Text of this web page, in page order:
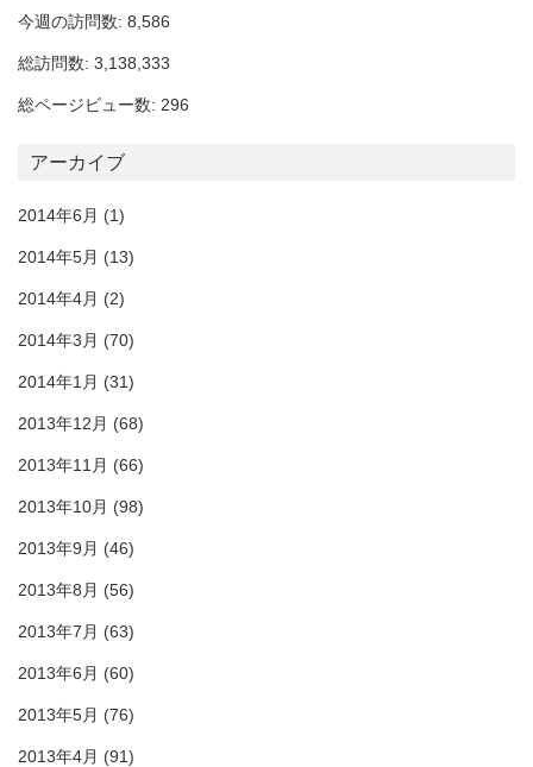
今週の訪問数: 8,586
総訪問数: 3,138,333
総ページビュー数: 296
アーカイブ
2014年6月 (1)
2014年5月 (13)
2014年4月 (2)
2014年3月 (70)
2014年1月 (31)
2013年12月 (68)
2013年11月 (66)
2013年10月 (98)
2013年9月 (46)
2013年8月 (56)
2013年7月 (63)
2013年6月 (60)
2013年5月 (76)
2013年4月 (91)